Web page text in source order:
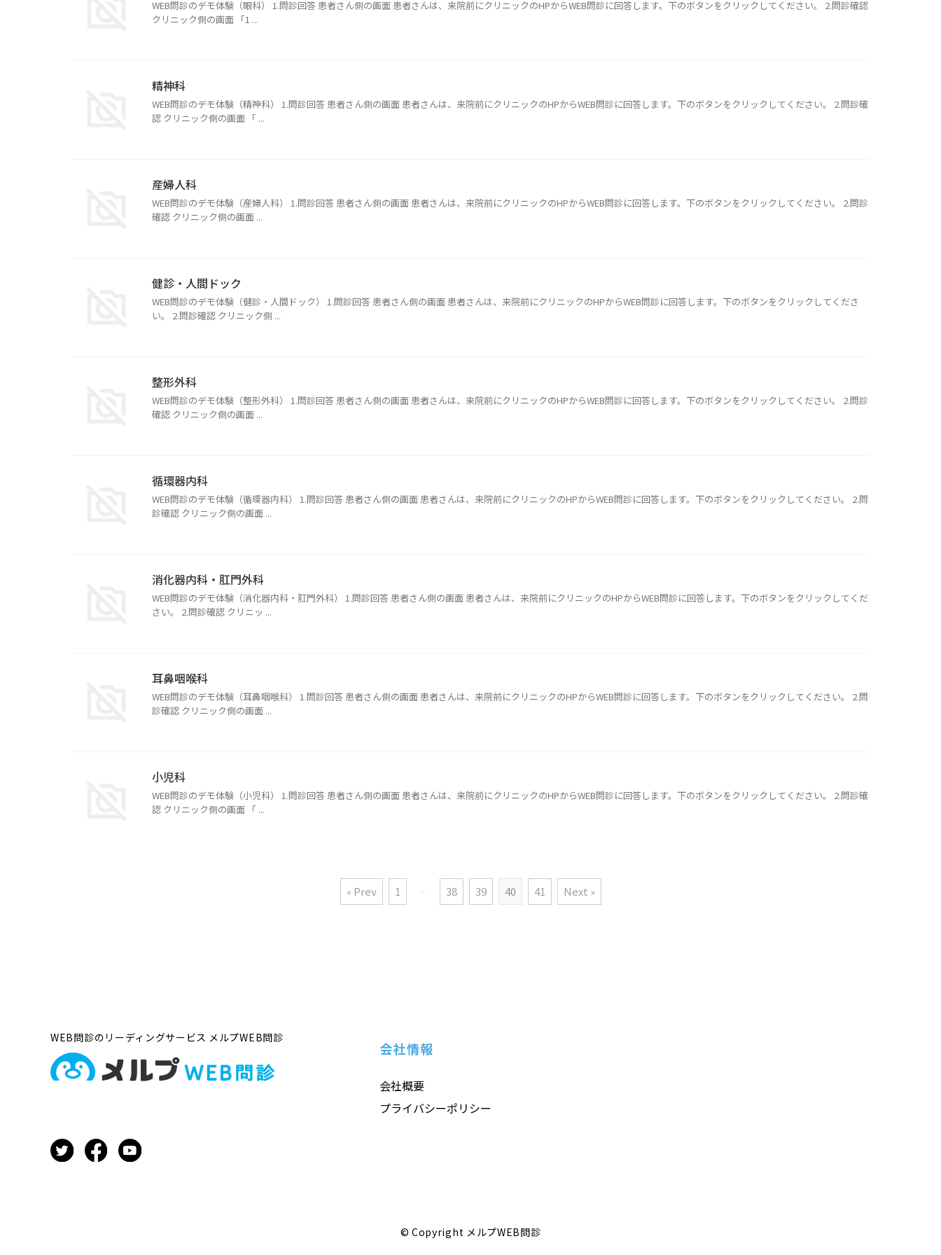
WEB問診のデモ体験（眼科） 1.問診回答 患者さん側の画面 患者さんは、来院前にクリニックのHPからWEB問診に回答します。下のボタンをクリックしてください。 2.問診確認
クリニック側の画面 「1 ...
精神科
WEB問診のデモ体験（精神科） 1.問診回答 患者さん側の画面 患者さんは、来院前にクリニックのHPからWEB問診に回答します。下のボタンをクリックしてください。 2.問診確
認 クリニック側の画面 「 ...
産婦人科
WEB問診のデモ体験（産婦人科） 1.問診回答 患者さん側の画面 患者さんは、来院前にクリニックのHPからWEB問診に回答します。下のボタンをクリックしてください。 2.問診
確認 クリニック側の画面 ...
健診・人間ドック
WEB問診のデモ体験（健診・人間ドック） 1.問診回答 患者さん側の画面 患者さんは、来院前にクリニックのHPからWEB問診に回答します。下のボタンをクリックしてくださ
い。 2.問診確認 クリニック側 ...
整形外科
WEB問診のデモ体験（整形外科） 1.問診回答 患者さん側の画面 患者さんは、来院前にクリニックのHPからWEB問診に回答します。下のボタンをクリックしてください。 2.問診
確認 クリニック側の画面 ...
循環器内科
WEB問診のデモ体験（循環器内科） 1.問診回答 患者さん側の画面 患者さんは、来院前にクリニックのHPからWEB問診に回答します。下のボタンをクリックしてください。 2.問
診確認 クリニック側の画面 ...
消化器内科・肛門外科
WEB問診のデモ体験（消化器内科・肛門外科） 1.問診回答 患者さん側の画面 患者さんは、来院前にクリニックのHPからWEB問診に回答します。下のボタンをクリックしてくだ
さい。 2.問診確認 クリニッ ...
耳鼻咽喉科
WEB問診のデモ体験（耳鼻咽喉科） 1.問診回答 患者さん側の画面 患者さんは、来院前にクリニックのHPからWEB問診に回答します。下のボタンをクリックしてください。 2.問
診確認 クリニック側の画面 ...
小児科
WEB問診のデモ体験（小児科） 1.問診回答 患者さん側の画面 患者さんは、来院前にクリニックのHPからWEB問診に回答します。下のボタンをクリックしてください。 2.問診確
認 クリニック側の画面 「 ...
« Prev 1 … 38 39 40 41 Next »
WEB問診のリーディングサービス メルプWEB問診
会社情報
会社概要
プライバシーポリシー
© Copyright メルプWEB問診